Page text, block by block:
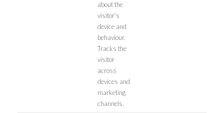
about the
visitor’s
device and
behaviour.
Tracks the
visitor
across
devices and
marketing
channels.